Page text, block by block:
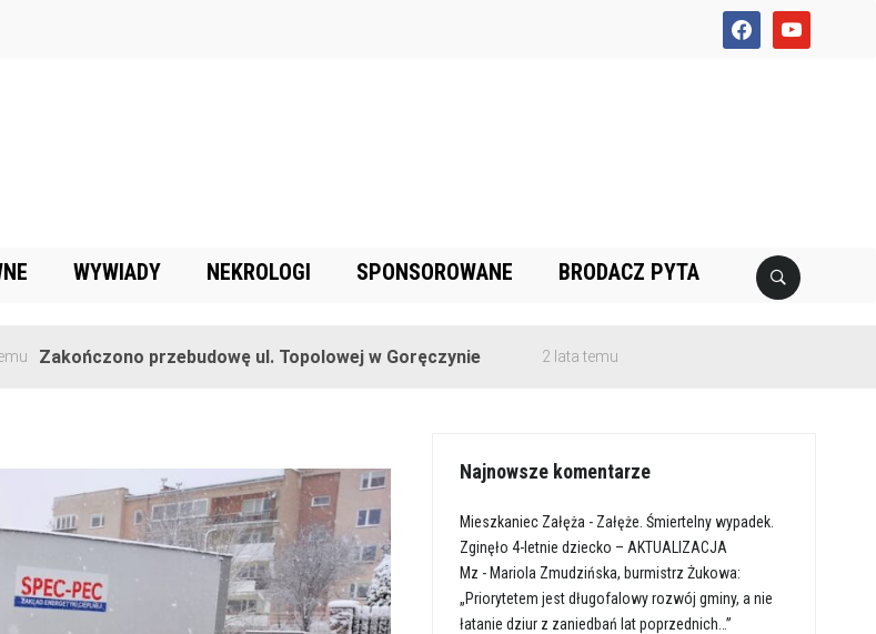
facebookyoutube
WYWIADY NEKROLOGI SPONSOROWANE BRODACZ PYTA
przebudowę ul. Topolowej w Goręczynie 2 lata temu
Najnowsze komentarze
Mieszkaniec Załęża - Załęże. Śmiertelny wypadek.
Zginęło 4-letnie dziecko – AKTUALIZACJA
Mz - Mariola Zmudzińska, burmistrz Żukowa:
„Priorytetem jest długofalowy rozwój gminy, a nie
łatanie dziur z zaniedbań lat poprzednich…”